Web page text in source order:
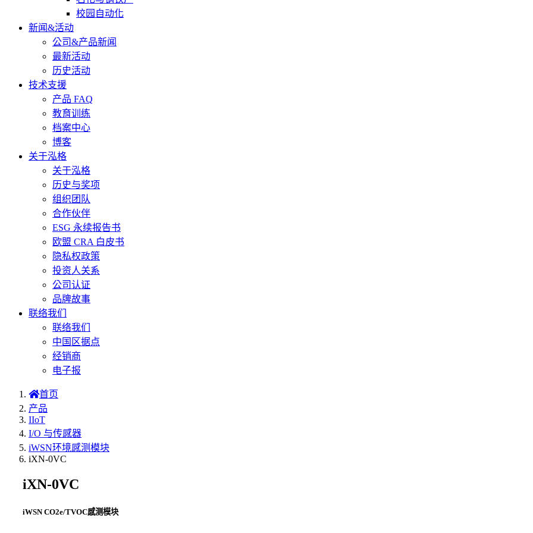
校园自动化
新闻&活动
公司&产品新闻
最新活动
历史活动
技术支援
产品 FAQ
教育训练
档案中心
博客
关于泓格
关于泓格
历史与奖项
组织团队
合作伙伴
ESG 永续报告书
欧盟 CRA 白皮书
隐私权政策
投资人关系
公司认证
品牌故事
联络我们
联络我们
中国区据点
经销商
电子报
首页
产品
IIoT
I/O 与传感器
iWSN环境感测模块
iXN-0VC
iXN-0VC
iWSN CO2e/TVOC感测模块